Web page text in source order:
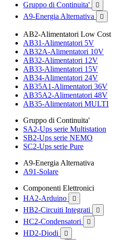
Gruppo di Continuita'

A9-Energia Alternativa 
AB2-Alimentatori Low Cost
AB31-Alimentatori 5V
AB32A-Alimentatori 10V
AB32-Alimentatori 12V
AB33-Alimentatori 15V
AB34-Alimentatori 24V
AB35A1-Alimentatori 36V
AB35A2-Alimentatori 48V
AB35-Alimentatori MULTI
Gruppo di Continuita'
SA2-Ups serie Multistation
SB2-Ups serie NEMO
SC2-Ups serie Pure
A9-Energia Alternativa
A91-Solare
Componenti Elettronici
HA2-Arduino

HB2-Circuiti Integrati 
HC2-Condensatori 
HD2-Diodi 